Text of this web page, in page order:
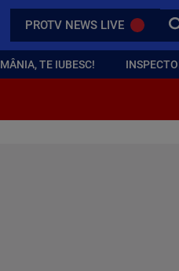
PROTV NEWS LIVE
TE IUBESC!